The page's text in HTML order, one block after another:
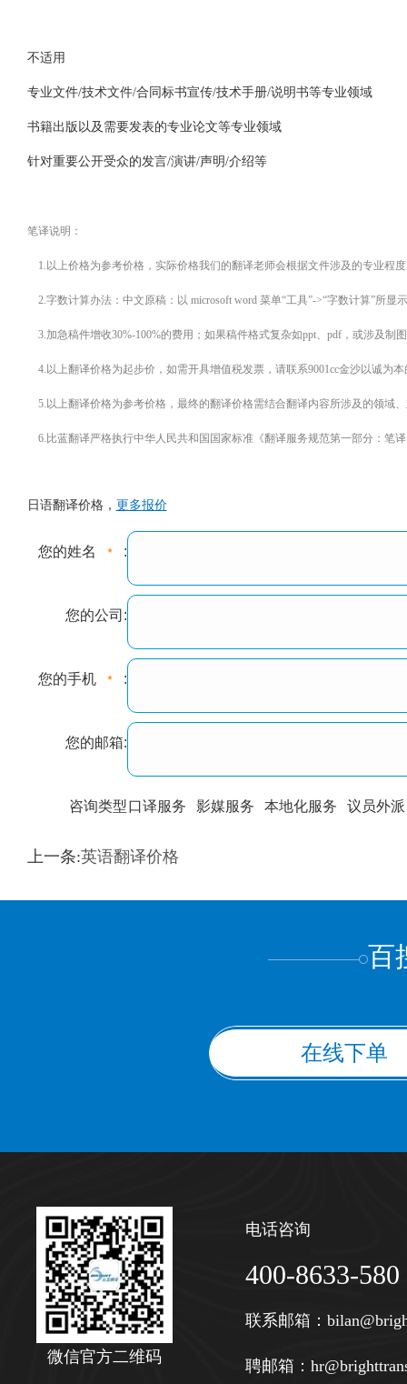
不适用
专业文件/技术文件/合同标书宣传/技术手册/说明书等专业领域
书籍出版以及需要发表的专业论文等专业领域
针对重要公开受众的发言/演讲/声明/介绍等
笔译说明：
1.以上价格为参考价格，实际价格我们的翻译老师会根据文件涉及的专业程
2.字数计算办法：中文原稿：以 microsoft word 菜单“工具”->“字数计算”所
3.加急稿件增收30%-100%的费用；如果稿件格式复杂如ppt、pdf，或涉及制
4.以上翻译价格为起步价，如需开具增值税发票，请联系9001cc金沙以诚为
5.以上翻译价格为参考价格，最终的翻译价格需结合翻译内容所涉及的领域
6.比蓝翻译严格执行中华人民共和国国家标准《翻译服务规范第一部分：笔
日语翻译价格， 更多报价
您的姓名 :
您的公司:
您的手机 :
您的邮箱:
咨询类型口译服务 影媒服务 本地化服务 议员外派
训翻译
上一条:英语翻译价格
百
在线下单
微信官方二维码
电话咨询
400-8633-580
联系邮箱：
聘邮箱：